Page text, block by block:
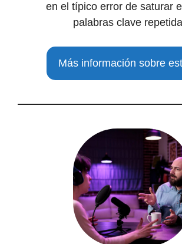
en el típico error de saturar
palabras clave
Más información sobre